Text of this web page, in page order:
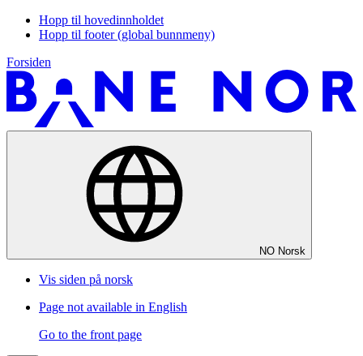
Hopp til hovedinnholdet
Hopp til footer (global bunnmeny)
Forsiden
NO Norsk
Vis siden på norsk
Page not available in English
Go to the front page